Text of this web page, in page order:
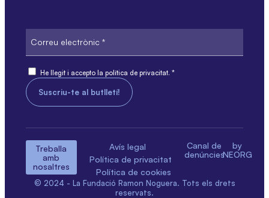
electrònic
ConsentHe llegit i accepto la política de privacitat. *
Treballa
amb
nosaltres
Avís legal
Política de privacitat
Política de cookies
Canal de
denúncies
by
NEORG
© 2024 - La Fundació Ramon Noguera. Tots els drets
reservats.